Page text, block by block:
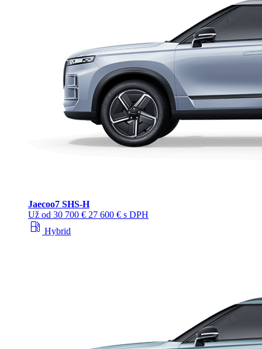
Jaecoo7 SHS-H
Už od 30 700 € 27 600 € s DPH
local_gas_station Hybrid